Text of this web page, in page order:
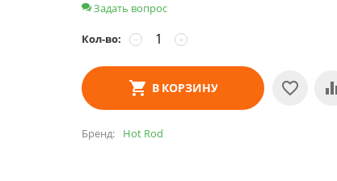
Задать вопрос
Кол-во: +
−
В КОРЗИНУ
Бренд Hot Rod